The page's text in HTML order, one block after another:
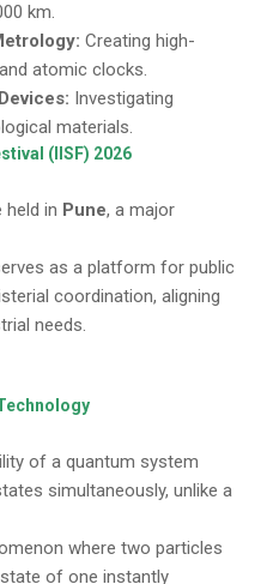
km.
Creating high-
atomic clocks.
Investigating
materials.
(IISF) 2026
held in Pune, a major
as a platform for public
coordination, aligning
needs.
of a quantum system
simultaneously, unlike a
where two particles
of one instantly